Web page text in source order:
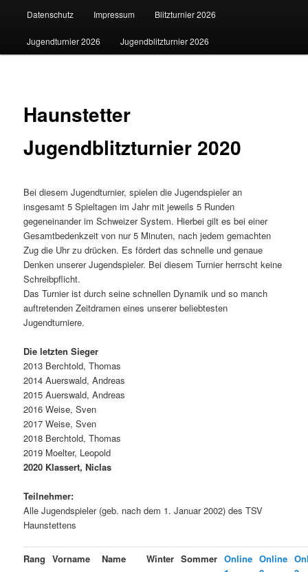
Datenschutz Impressum Blitzturnier 2026
Jugendturnier 2026 Jugendblitzturnier 2026
Haunstetter
Jugendblitzturnier 2020
Bei diesem Jugendturnier, spielen die Jugendspieler an
insgesamt 5 Spieltagen im Jahr mit jeweils 5 Runden
gegeneinander im Schweizer System. Hierbei gilt es bei einer
Gesamtbedenkzeit von nur 5 Minuten, nach jedem gemachten
Zug die Uhr zu drücken. Es fördert das schnelle und genaue
Denken unserer Jugendspieler. Bei diesem Turnier herrscht keine
Schreibpflicht.
Das Turnier ist durch seine schnellen Dynamik und so manch
auftretenden Zeitdramen eines unserer beliebtesten
Jugendturniere.
Die letzten Sieger
2013 Berchtold, Thomas
2014 Auerswald, Andreas
2015 Auerswald, Andreas
2016 Weise, Sven
2017 Weise, Sven
2018 Berchtold, Thomas
2019 Moelter, Leopold
2020 Klassert, Niclas
Teilnehmer:
Alle Jugendspieler (geb. nach dem 1. Januar 2002) des TSV
Haunstettens
Rang Vorname Name Winter Sommer Online Online